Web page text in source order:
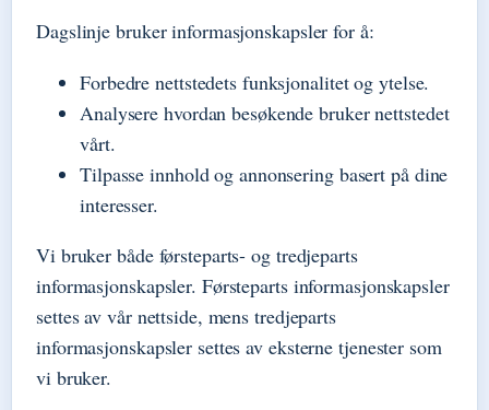
Dagslinje bruker informasjonskapsler for å:
Forbedre nettstedets funksjonalitet og ytelse.
Analysere hvordan besøkende bruker nettstedet
vårt.
Tilpasse innhold og annonsering basert på dine
interesser.
Vi bruker både førsteparts- og tredjeparts
informasjonskapsler. Førsteparts informasjonskapsler
settes av vår nettside, mens tredjeparts
informasjonskapsler settes av eksterne tjenester som
vi bruker.